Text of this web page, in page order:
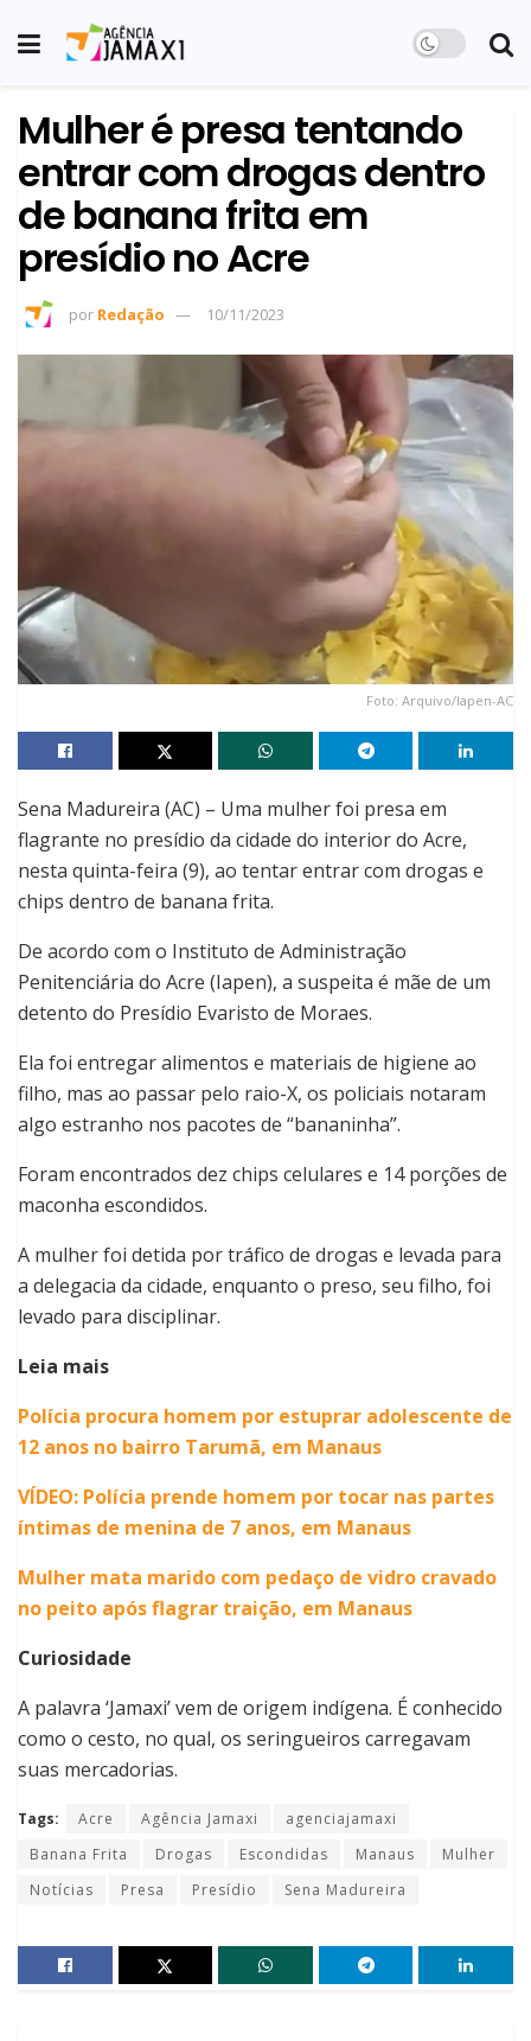
Mulher é presa tentando
entrar com drogas dentro
de banana frita em
presídio no Acre
por Redação 10/11/2023
Foto: Arquivo/Iapen-AC
Sena Madureira (AC) – Uma mulher foi presa em
flagrante no presídio da cidade do interior do Acre,
nesta quinta-feira (9), ao tentar entrar com drogas e
chips dentro de banana frita.
De acordo com o Instituto de Administração
Penitenciária do Acre (Iapen), a suspeita é mãe de um
detento do Presídio Evaristo de Moraes.
Ela foi entregar alimentos e materiais de higiene ao
filho, mas ao passar pelo raio-X, os policiais notaram
algo estranho nos pacotes de “bananinha”.
Foram encontrados dez chips celulares e 14 porções de
maconha escondidos.
A mulher foi detida por tráfico de drogas e levada para
a delegacia da cidade, enquanto o preso, seu filho, foi
levado para disciplinar.
Leia mais
Polícia procura homem por estuprar adolescente de
12 anos no bairro Tarumã, em Manaus
VÍDEO: Polícia prende homem por tocar nas partes
íntimas de menina de 7 anos, em Manaus
Mulher mata marido com pedaço de vidro cravado
no peito após flagrar traição, em Manaus
Curiosidade
A palavra ‘Jamaxi’ vem de origem indígena. É conhecido
como o cesto, no qual, os seringueiros carregavam
suas mercadorias.
Tags: Acre Agência Jamaxi
agenciajamaxi
Banana Frita
Drogas Escondidas Manaus
Mulher
Notícias
Presa Presídio Sena Madureira